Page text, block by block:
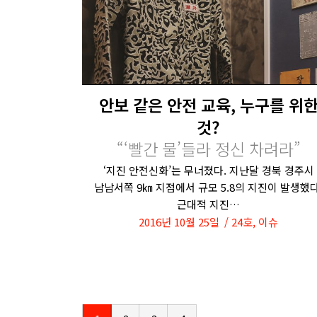
안보 같은 안전 교육, 누구를 위
것?
“‘빨간 물’들라 정신 차려라”
‘지진 안전신화’는 무너졌다. 지난달 경북 경주시
남남서쪽 9㎞ 지점에서 규모 5.8의 지진이 발생했
근대적 지진…
2016년 10월 25일
24호, 이슈